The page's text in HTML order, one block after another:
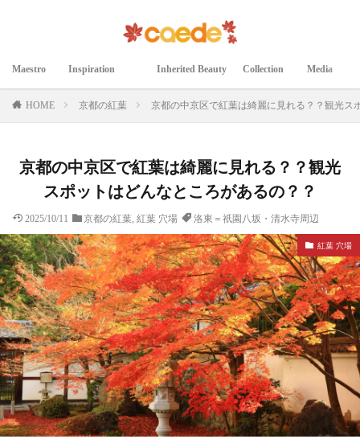
Maestro
マエストロ
Inspiration
インスピレーション
Inherited Beauty
継承された美
Collection
コレクション
Media
メディア掲載
HOME 京都の紅葉 京都の中京区で紅葉は綺麗に見れる？？観光ス
京都の中京区で紅葉は綺麗に見れる？？観光
スポットはどんなところがあるの？？
2025/10/11 京都の紅葉, 紅葉 穴場 洛東＝祇園八坂・清水寺周辺
紅葉 穴場